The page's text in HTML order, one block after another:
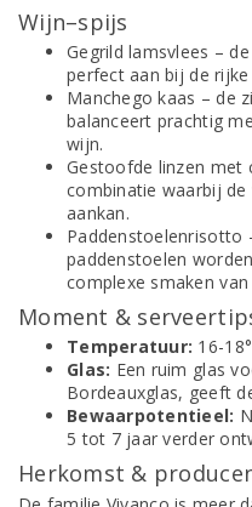
Wijn–spijs
Gegrild lamsvlees –
perfect aan bij de
Manchego kaas – de
balanceert prachtig
wijn.
Gestoofde linzen met
combinatie waarbij
aankan.
Paddenstoelenrisotto
paddenstoelen
complexe smaken
Moment &
Temperatuur: 16-
Glas: Een ruim glas
Bordeauxglas, geeft
Bewaarpotentieel:
5 tot 7 jaar verder
Herkomst &